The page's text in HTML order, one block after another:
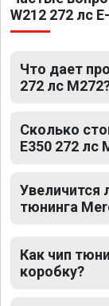
W212 272 лс
Что дает
272 лс
Сколько
E350 272 лс
Увеличится
тюнинга
Как чип
коробку?